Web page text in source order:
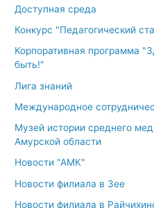
Доступная среда
Конкурс "Педагогический
Корпоративная программа
быть!"
Лига знаний
Международное
Музей истории среднего
Амурской области
Новости "АМК"
Новости филиала в Зее
Новости филиала в